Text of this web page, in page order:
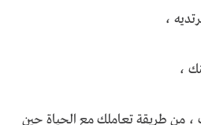
،
،
من طريقة تعاملك مع الحياة حين